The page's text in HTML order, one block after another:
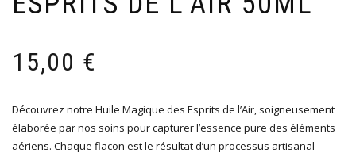
15,00 €
Découvrez notre Huile Magique des Esprits de l’Air, soigneusement
élaborée par nos soins pour capturer l’essence pure des éléments
aériens. Chaque flacon est le résultat d’un processus artisanal